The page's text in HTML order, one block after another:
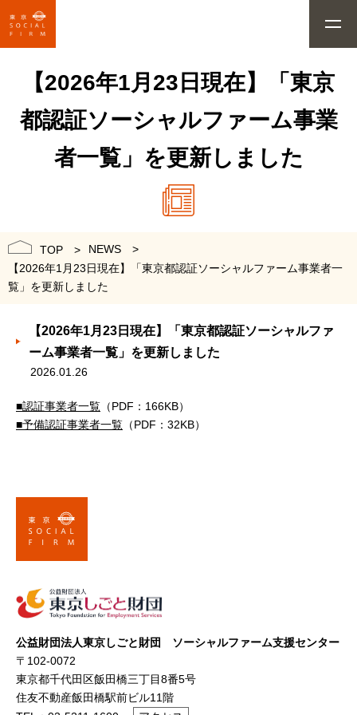
【2026年1月23日現在】「東京
都認証ソーシャルファーム事業
者一覧」を更新しました
TOP
NEWS
【2026年1月23日現在】「東京都認証ソーシャルファーム事業者一
覧」を更新しました
【2026年1月23日現在】「東京都認証ソーシャルファ
ーム事業者一覧」を更新しました
2026.01.26
■認証事業者一覧 （PDF：166KB）
■予備認証事業者一覧 （PDF：32KB）
公益財団法人東京しごと財団 ソーシャルファーム支援センター
〒102-0072
東京都千代田区飯田橋三丁目8番5号
住友不動産飯田橋駅前ビル11階